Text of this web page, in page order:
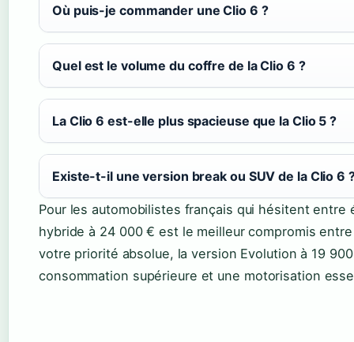
Où puis-je commander une Clio 6 ?
Quel est le volume du coffre de la Clio 6 ?
La Clio 6 est-elle plus spacieuse que la Clio 5 ?
Existe-t-il une version break ou SUV de la Clio 6
Pour les automobilistes français qui hésitent
hybride à 24 000 € est le meilleur compromis
votre priorité absolue, la version Evolution à 19
consommation supérieure et une motorisation